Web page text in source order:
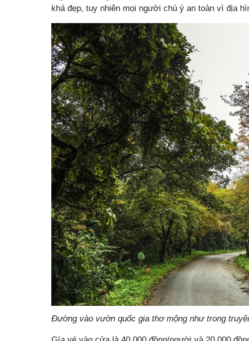
khá đẹp, tuy nhiên mọi người chú ý an toàn vì địa
Đường vào vườn quốc gia thơ mộng như trong